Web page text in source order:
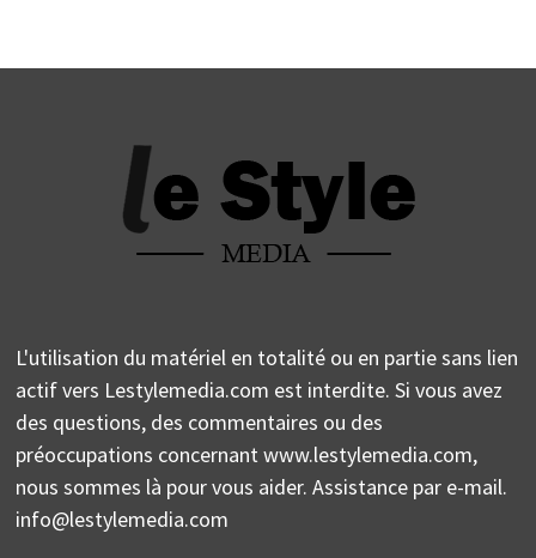
L'utilisation du matériel en totalité ou en partie sans lien
actif vers Lestylemedia.com est interdite. Si vous avez
des questions, des commentaires ou des
préoccupations concernant www.lestylemedia.com,
nous sommes là pour vous aider. Assistance par e-mail.
info@lestylemedia.com